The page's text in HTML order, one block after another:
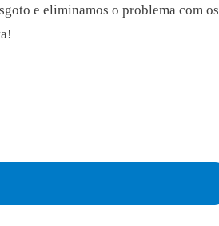
e eliminamos o problema com os